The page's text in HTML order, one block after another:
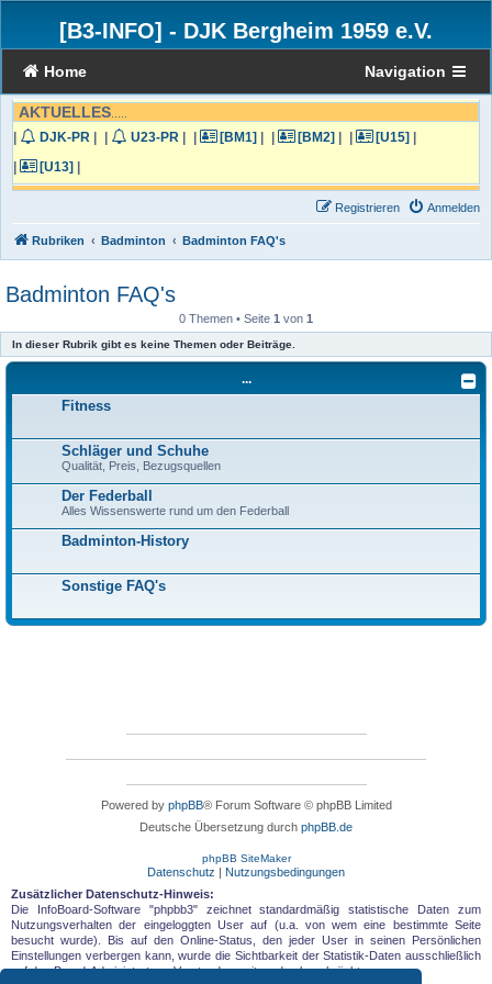
[B3-INFO] - DJK Bergheim 1959 e.V.
Home Navigation
AKTUELLES
DJK-PR U23-PR [BM1] [BM2] [U15]
[U13]
Anmelden
Registrieren
Rubriken Badminton Badminton FAQ's
Badminton FAQ's
0 Themen • Seite 1 von 1
In dieser Rubrik gibt es keine Themen oder Beiträge.
...
Fitness
Schläger und Schuhe
Qualität, Preis, Bezugsquellen
Der Federball
Alles Wissenswerte rund um den Federball
Badminton-History
Sonstige FAQ's
Powered by phpBB® Forum Software © phpBB Limited
Deutsche Übersetzung durch phpBB.de
phpBB SiteMaker
Datenschutz | Nutzungsbedingungen
Zusätzlicher Datenschutz-Hinweis:
Die InfoBoard-Software "phpbb3" zeichnet standardmäßig statistische Daten zum
Nutzungsverhalten der eingeloggten User auf (u.a. von wem eine bestimmte Seite
besucht wurde). Bis auf den Online-Status, den jeder User in seinen Persönlichen
Einstellungen verbergen kann, wurde die Sichtbarkeit der Statistik-Daten ausschließlich
auf den Board-Administrator = Vorstandsvorsitzenden beschränkt.